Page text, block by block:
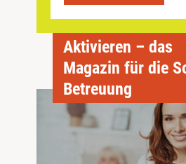
Aktivieren – das
Magazin für die
Betreuung